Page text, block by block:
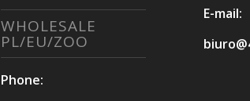
WHOLESALE
PL/EU/ZOO
Phone:
E-mail: